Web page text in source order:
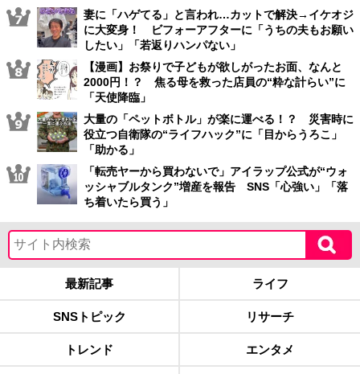
妻に「ハゲてる」と言われ…カットで解決→イケオジ
に大変身！ ビフォーアフターに「うちの夫もお願い
したい」「若返りハンパない」
【漫画】お祭りで子どもが欲しがったお面、なんと
2000円！？ 焦る母を救った店員の“粋な計らい”に
「天使降臨」
大量の「ペットボトル」が楽に運べる！？ 災害時に
役立つ自衛隊の“ライフハック”に「目からうろこ」
「助かる」
「転売ヤーから買わないで」アイラップ公式が“ウォ
ッシャブルタンク”増産を報告 SNS「心強い」「落
ち着いたら買う」
最新記事 ライフ
SNSトピック リサーチ
トレンド エンタメ